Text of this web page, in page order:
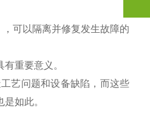
可以隔离并修复发生故障的
重要意义。
艺问题和设备缺陷，而这些
如此。